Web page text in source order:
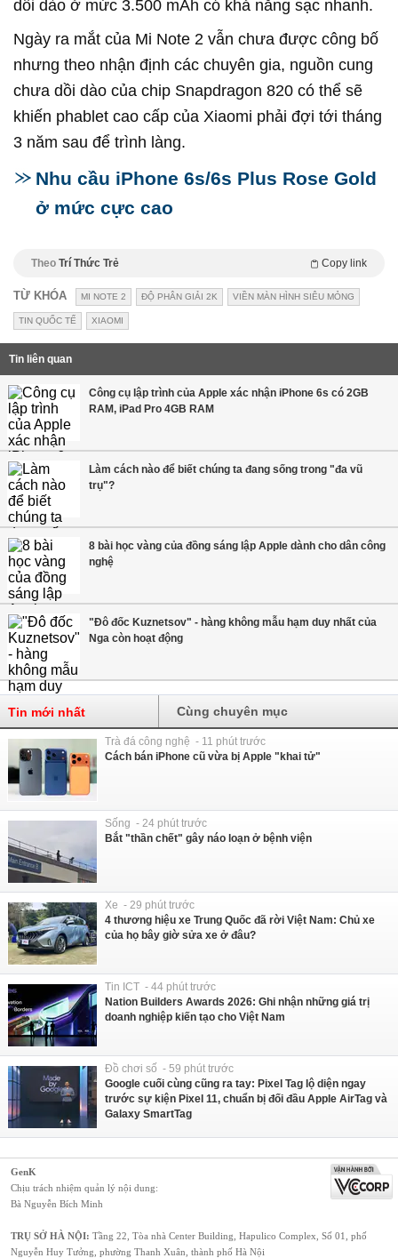
dồi dào ở mức 3.500 mAh có khả năng sạc nhanh.
Ngày ra mắt của Mi Note 2 vẫn chưa được công bố
nhưng theo nhận định các chuyên gia, nguồn cung
chưa dồi dào của chip Snapdragon 820 có thể sẽ
khiến phablet cao cấp của Xiaomi phải đợi tới tháng
3 năm sau để trình làng.
Nhu cầu iPhone 6s/6s Plus Rose Gold
ở mức cực cao
Theo Trí Thức Trẻ Copy link
TỪ KHÓA MI NOTE 2 ĐỘ PHÂN GIẢI 2K VIỀN MÀN HÌNH SIÊU MỎNG
TIN QUỐC TẾ XIAOMI
Tin liên quan
Công cụ lập trình của Apple xác nhận iPhone 6s có 2GB
RAM, iPad Pro 4GB RAM
Làm cách nào để biết chúng ta đang sống trong "đa vũ
trụ"?
8 bài học vàng của đồng sáng lập Apple dành cho dân công
nghệ
"Đô đốc Kuznetsov" - hàng không mẫu hạm duy nhất của
Nga còn hoạt động
Tin mới nhất Cùng chuyên mục
Trà đá công nghệ - 11 phút trước
Cách bán iPhone cũ vừa bị Apple "khai tử"
Sống - 24 phút trước
Bắt "thần chết" gây náo loạn ở bệnh viện
Xe - 29 phút trước
4 thương hiệu xe Trung Quốc đã rời Việt Nam: Chủ xe
của họ bây giờ sửa xe ở đâu?
Tin ICT - 44 phút trước
Nation Builders Awards 2026: Ghi nhận những giá trị
doanh nghiệp kiến tạo cho Việt Nam
Đồ chơi số - 59 phút trước
Google cuối cùng cũng ra tay: Pixel Tag lộ diện ngay
trước sự kiện Pixel 11, chuẩn bị đối đầu Apple AirTag và
Galaxy SmartTag
GenK
Chịu trách nhiệm quản lý nội dung:
Bà Nguyễn Bích Minh
TRỤ SỞ HÀ NỘI: Tầng 22, Tòa nhà Center Building, Hapulico Complex, Số 01, phố
Nguyễn Huy Tưởng, phường Thanh Xuân, thành phố Hà Nội